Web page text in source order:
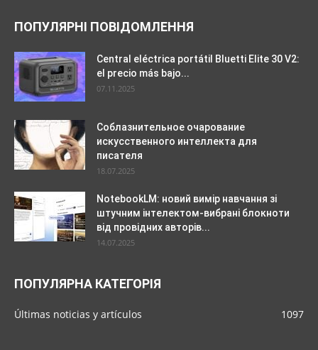
ПОПУЛЯРНІ ПОВІДОМЛЕННЯ
Central eléctrica portátil Bluetti Elite 30 V2:
el precio más bajo...
07.11.2025
Соблазнительное очарование
искусственного интеллекта для
писателя
18.07.2025
NotebookLM: новий вимір навчання зі
штучним інтелектом-вибрані блокноти
від провідних авторів...
14.07.2025
ПОПУЛЯРНА КАТЕГОРІЯ
Últimas noticias y artículos 1097